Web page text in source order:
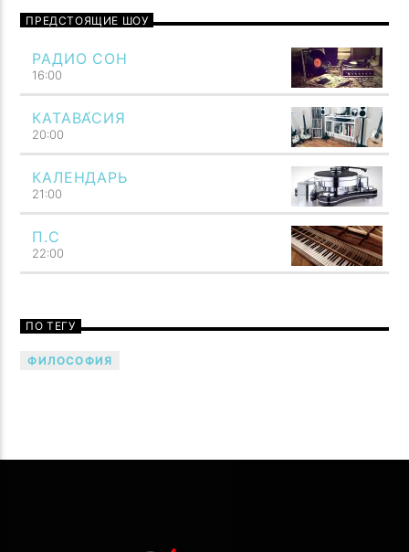
ПРЕДСТОЯЩИЕ ШОУ
РАДИО СОН
16:00
КАТАВА́СИЯ
20:00
КАЛЕНДАРЬ
21:00
П.С
22:00
ПО ТЕГУ
ФИЛОСОФИЯ